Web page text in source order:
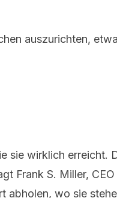
auszurichten,
wirklich
Frank S. Miller,
abholen, wo sie